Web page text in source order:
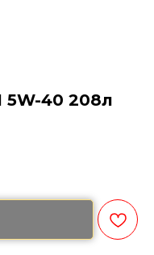
5W-40 208л